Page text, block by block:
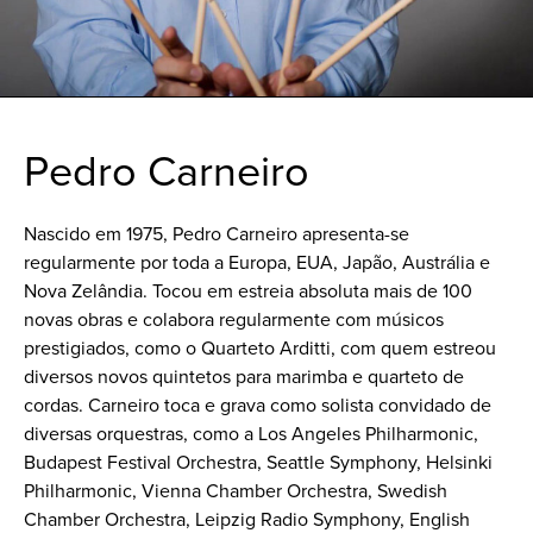
Pedro Carneiro
Nascido em 1975, Pedro Carneiro apresenta-se
regularmente por toda a Europa, EUA, Japão, Austrália e
Nova Zelândia. Tocou em estreia absoluta mais de 100
novas obras e colabora regularmente com músicos
prestigiados, como o Quarteto Arditti, com quem estreou
diversos novos quintetos para marimba e quarteto de
cordas. Carneiro toca e grava como solista convidado de
diversas orquestras, como a Los Angeles Philharmonic,
Budapest Festival Orchestra, Seattle Symphony, Helsinki
Philharmonic, Vienna Chamber Orchestra, Swedish
Chamber Orchestra, Leipzig Radio Symphony, English